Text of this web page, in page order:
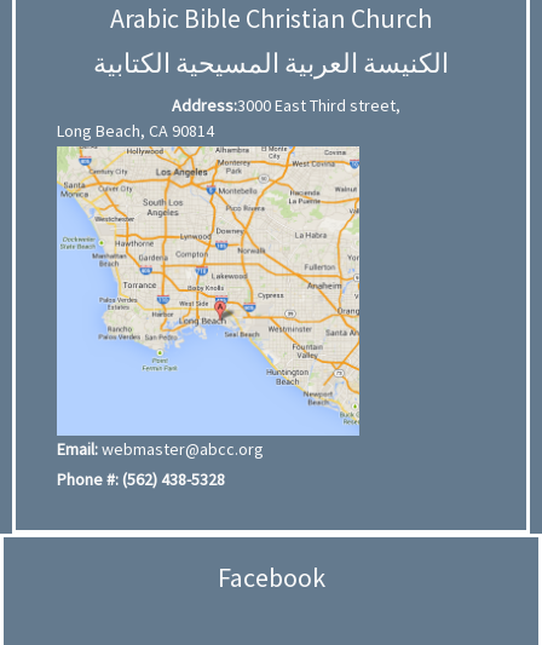
Arabic Bible Christian Church
الكنيسة العربية المسيحية الكتابية
Address:3000 East Third street,
Long Beach, CA 90814
Email:webmaster@abcc.org
Phone #:(562) 438-5328
Facebook